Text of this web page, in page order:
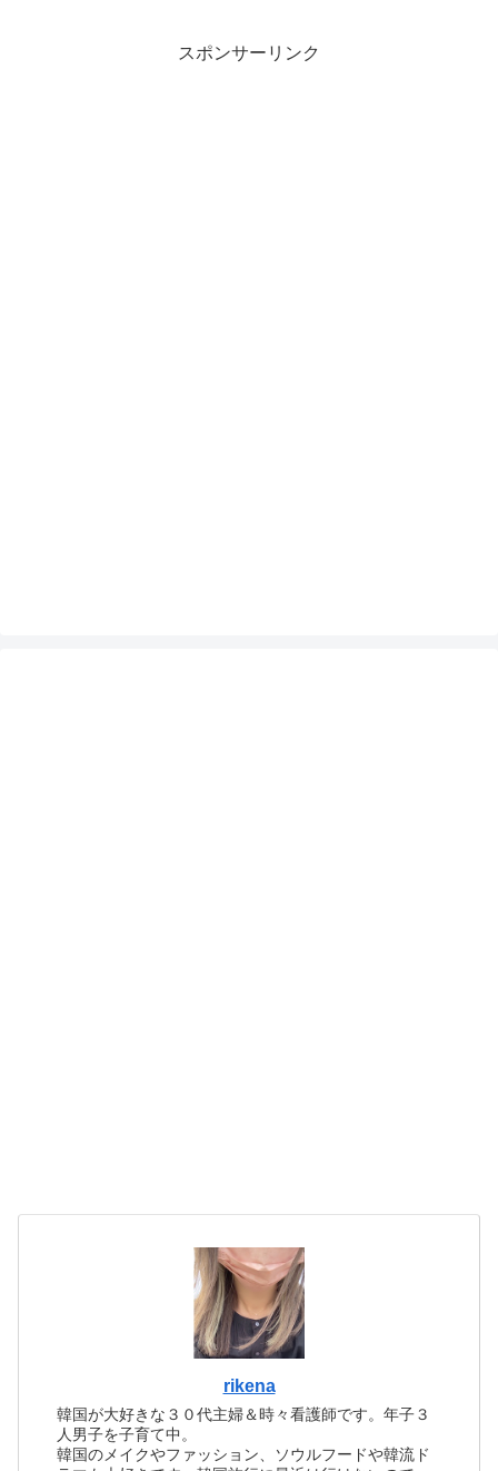
スポンサーリンク
rikena
韓国が大好きな３０代主婦＆時々看護師です。年子３
人男子を子育て中。
韓国のメイクやファッション、ソウルフードや韓流ド